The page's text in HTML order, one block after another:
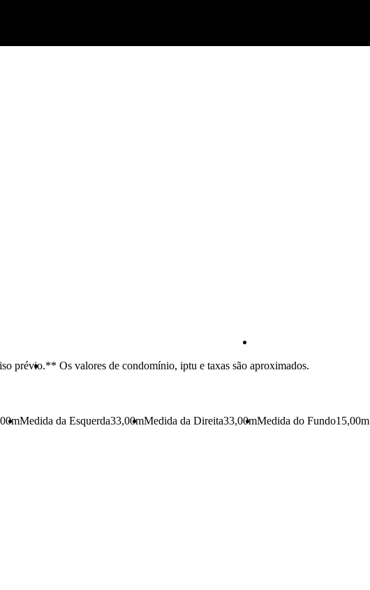
prévio.** Os valores de condomínio, iptu e taxas são aproximados.
Medida da Esquerda33,00mMedida da Direita33,00mMedida do Fundo15,00m